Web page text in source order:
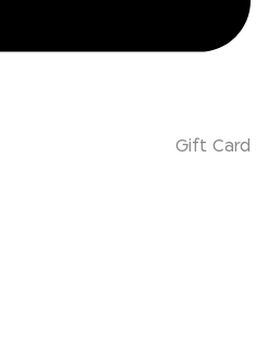
Gift Card